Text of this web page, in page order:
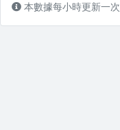
本數據每小時更新一次